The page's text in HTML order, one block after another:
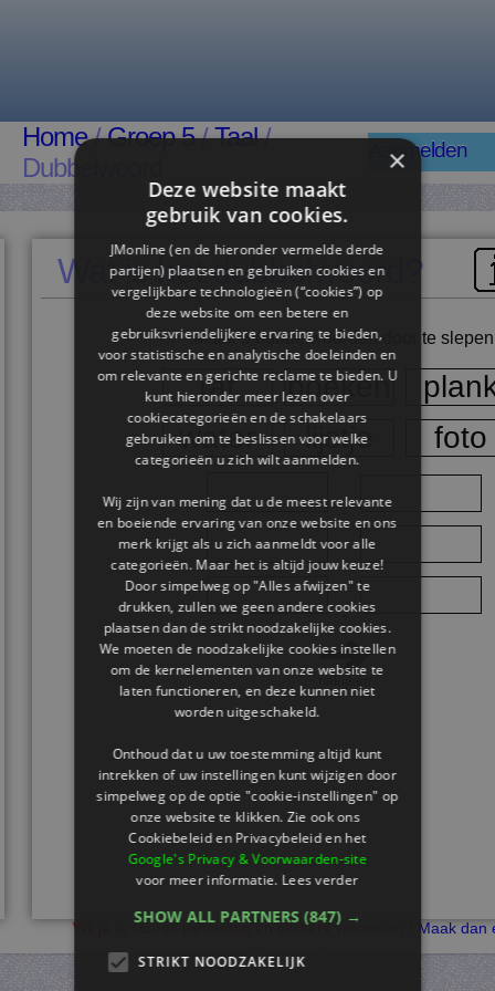
Home/Groep 5/Taal/
Dubbelwoord
Aanmelden
Wat is het dubbelwoord?
Maak 3 dubbelwoorden door te slepen
-
-
-
rat boeken
water
lijstje foto
Wil je je scores bijhouden en stickers verdienen? Maak dan
×
Deze website maakt
gebruik van cookies.
JMonline (en de hieronder vermelde derde
partijen) plaatsen en gebruiken cookies en
vergelijkbare technologieën (“cookies”) op
deze website om een ​​betere en
gebruiksvriendelijkere ervaring te bieden,
voor statistische en analytische doeleinden en
om relevante en gerichte reclame te bieden. U
kunt hieronder meer lezen over
cookiecategorieën en de schakelaars
gebruiken om te beslissen voor welke
categorieën u zich wilt aanmelden.
Wij zijn van mening dat u de meest relevante
en boeiende ervaring van onze website en ons
merk krijgt als u zich aanmeldt voor alle
categorieën. Maar het is altijd jouw keuze!
Door simpelweg op "Alles afwijzen" te
drukken, zullen we geen andere cookies
plaatsen dan de strikt noodzakelijke cookies.
We moeten de noodzakelijke cookies instellen
om de kernelementen van onze website te
laten functioneren, en deze kunnen niet
worden uitgeschakeld.
Onthoud dat u uw toestemming altijd kunt
intrekken of uw instellingen kunt wijzigen door
simpelweg op de optie "cookie-instellingen" op
onze website te klikken. Zie ook ons ​​
Cookiebeleid en Privacybeleid en het
Google's Privacy & Voorwaarden-site
voor meer informatie.Lees verder
SHOW ALL PARTNERS (847) →
STRIKT NOODZAKELIJK